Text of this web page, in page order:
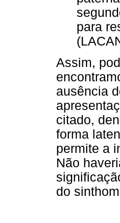
para
Assim,
ausência
citado,
forma
permite a
Não
do